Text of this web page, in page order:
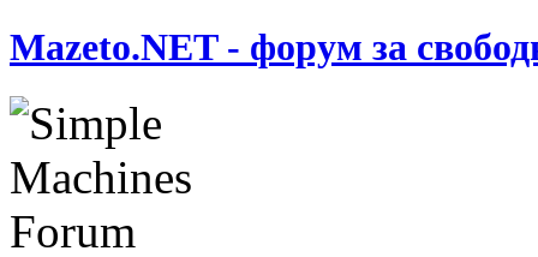
Mazeto.NET - форум за